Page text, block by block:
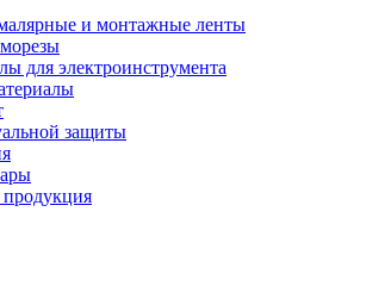
и монтажные ленты
для электроинструмента
защиты